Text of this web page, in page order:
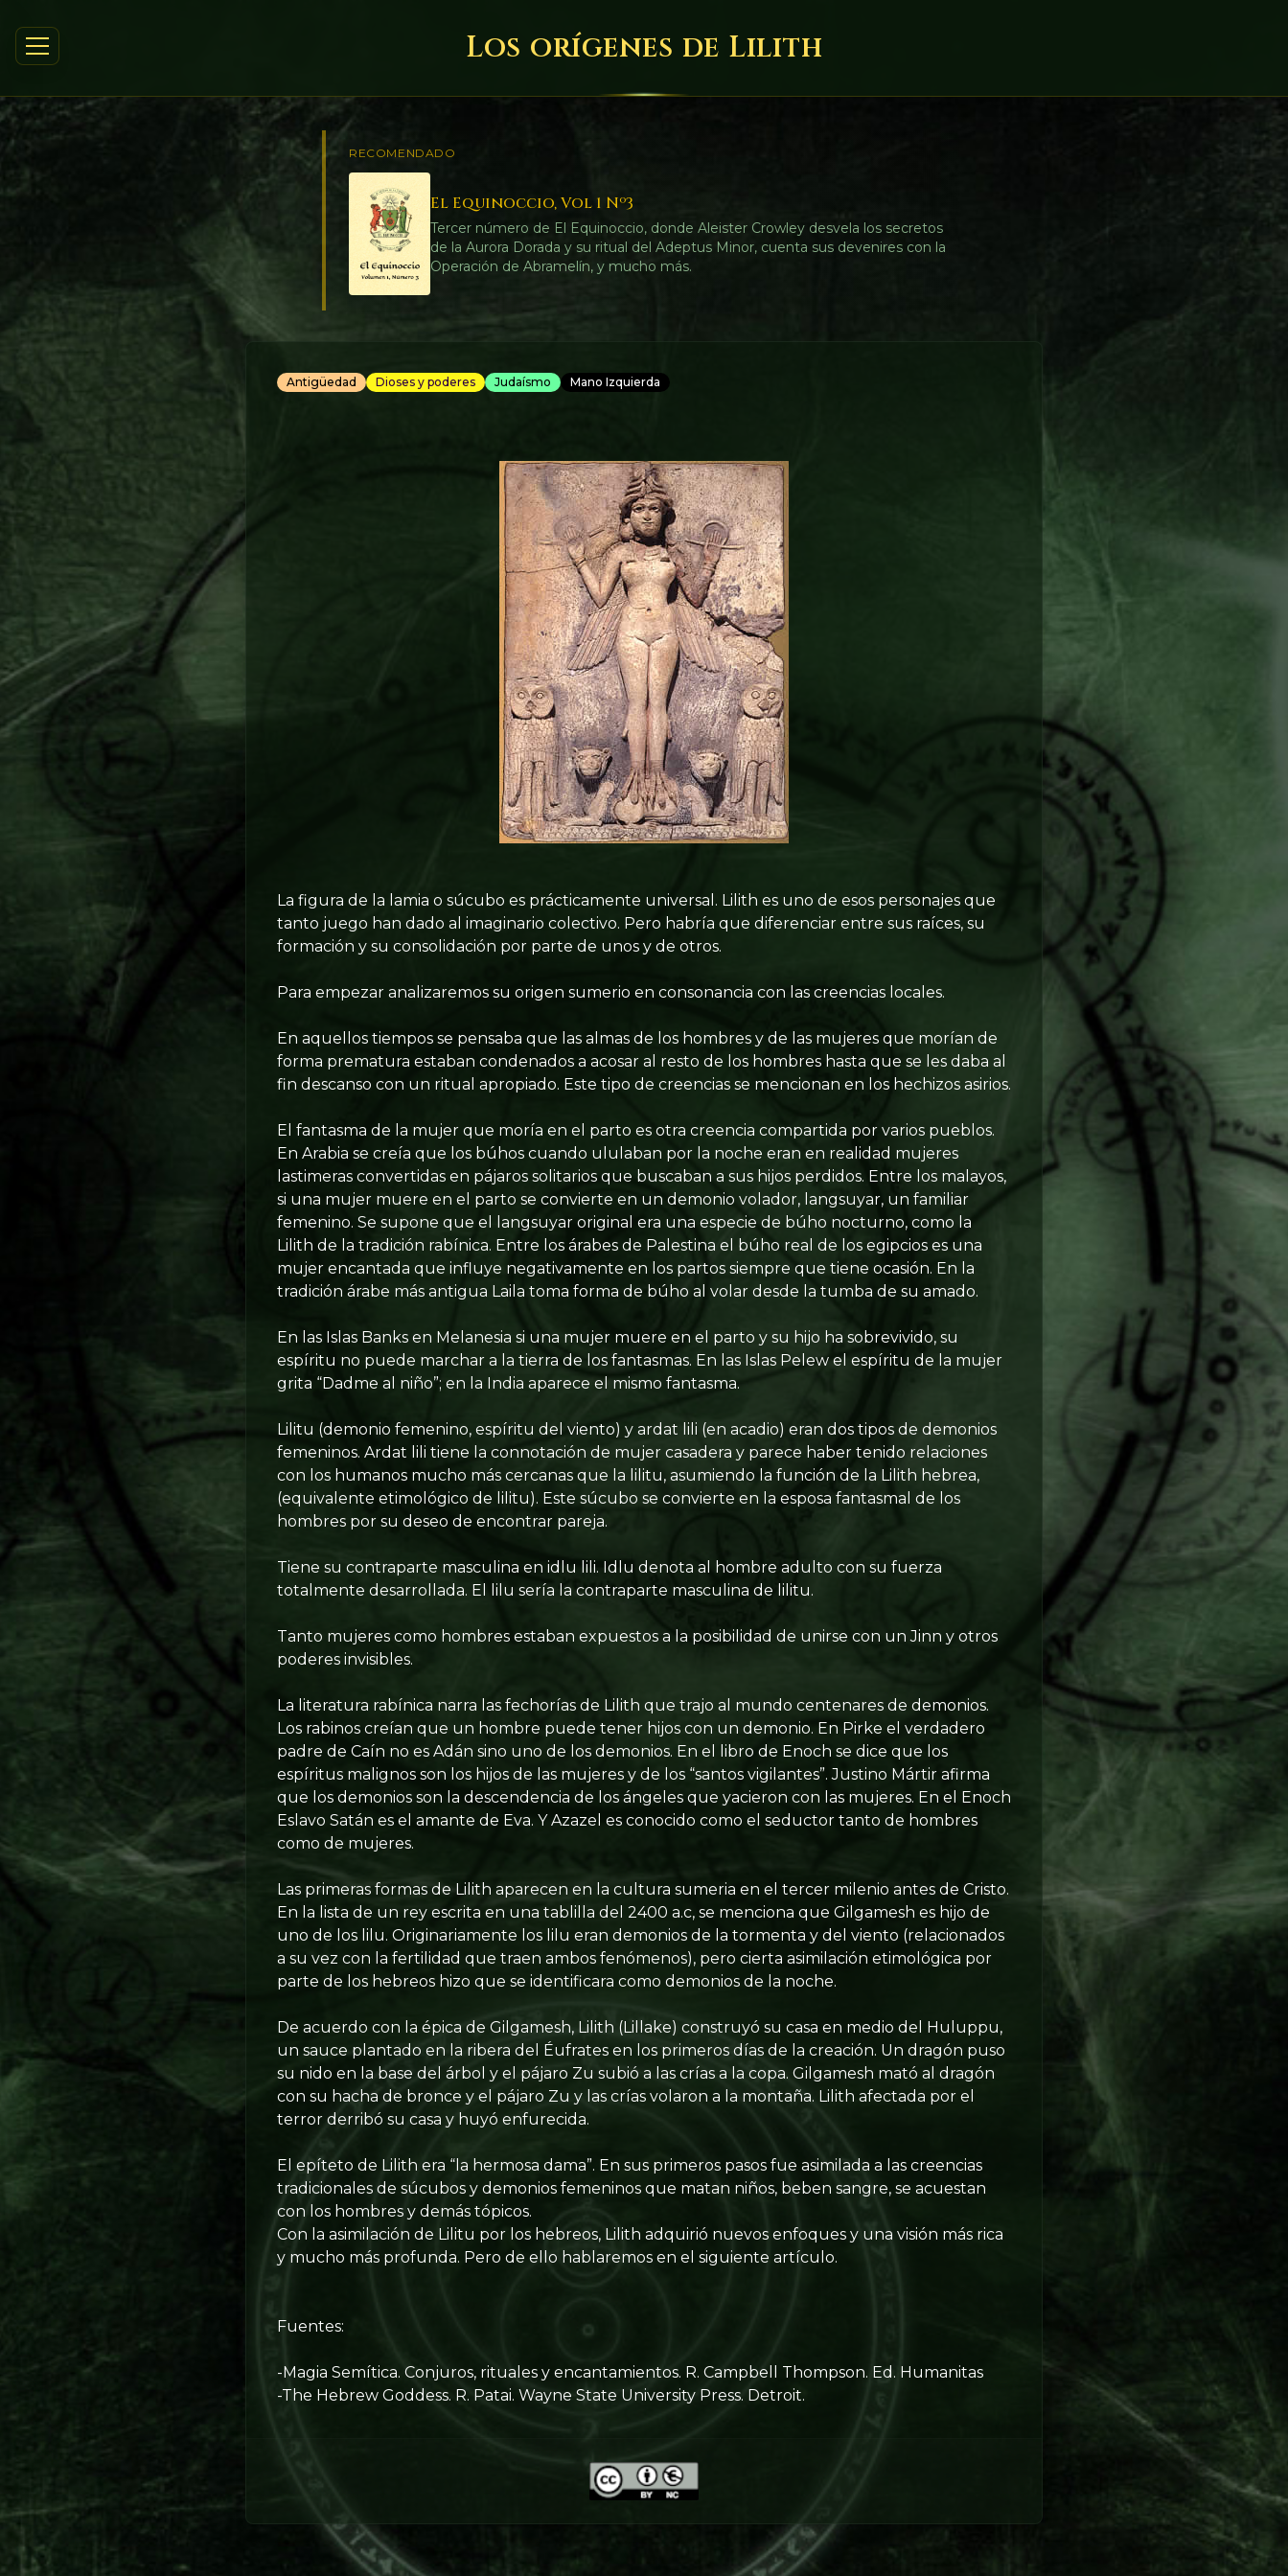
Los orígenes de Lilith
RECOMENDADO
El Equinoccio, Vol 1 Nº3
Tercer número de El Equinoccio, donde Aleister Crowley desvela los secretos
de la Aurora Dorada y su ritual del Adeptus Minor, cuenta sus devenires con la
Operación de Abramelín, y mucho más.
Antigüedad Dioses y poderes Judaísmo Mano Izquierda
La figura de la lamia o súcubo es prácticamente universal. Lilith es uno de esos personajes que
tanto juego han dado al imaginario colectivo. Pero habría que diferenciar entre sus raíces, su
formación y su consolidación por parte de unos y de otros.
Para empezar analizaremos su origen sumerio en consonancia con las creencias locales.
En aquellos tiempos se pensaba que las almas de los hombres y de las mujeres que morían de
forma prematura estaban condenados a acosar al resto de los hombres hasta que se les daba al
fin descanso con un ritual apropiado. Este tipo de creencias se mencionan en los hechizos asirios.
El fantasma de la mujer que moría en el parto es otra creencia compartida por varios pueblos.
En Arabia se creía que los búhos cuando ululaban por la noche eran en realidad mujeres
lastimeras convertidas en pájaros solitarios que buscaban a sus hijos perdidos. Entre los malayos,
si una mujer muere en el parto se convierte en un demonio volador, langsuyar, un familiar
femenino. Se supone que el langsuyar original era una especie de búho nocturno, como la
Lilith de la tradición rabínica. Entre los árabes de Palestina el búho real de los egipcios es una
mujer encantada que influye negativamente en los partos siempre que tiene ocasión. En la
tradición árabe más antigua Laila toma forma de búho al volar desde la tumba de su amado.
En las Islas Banks en Melanesia si una mujer muere en el parto y su hijo ha sobrevivido, su
espíritu no puede marchar a la tierra de los fantasmas. En las Islas Pelew el espíritu de la mujer
grita “Dadme al niño”; en la India aparece el mismo fantasma.
Lilitu (demonio femenino, espíritu del viento) y ardat lili (en acadio) eran dos tipos de demonios
femeninos. Ardat lili tiene la connotación de mujer casadera y parece haber tenido relaciones
con los humanos mucho más cercanas que la lilitu, asumiendo la función de la Lilith hebrea,
(equivalente etimológico de lilitu). Este súcubo se convierte en la esposa fantasmal de los
hombres por su deseo de encontrar pareja.
Tiene su contraparte masculina en idlu lili. Idlu denota al hombre adulto con su fuerza
totalmente desarrollada. El lilu sería la contraparte masculina de lilitu.
Tanto mujeres como hombres estaban expuestos a la posibilidad de unirse con un Jinn y otros
poderes invisibles.
La literatura rabínica narra las fechorías de Lilith que trajo al mundo centenares de demonios.
Los rabinos creían que un hombre puede tener hijos con un demonio. En Pirke el verdadero
padre de Caín no es Adán sino uno de los demonios. En el libro de Enoch se dice que los
espíritus malignos son los hijos de las mujeres y de los “santos vigilantes”. Justino Mártir afirma
que los demonios son la descendencia de los ángeles que yacieron con las mujeres. En el Enoch
Eslavo Satán es el amante de Eva. Y Azazel es conocido como el seductor tanto de hombres
como de mujeres.
Las primeras formas de Lilith aparecen en la cultura sumeria en el tercer milenio antes de Cristo.
En la lista de un rey escrita en una tablilla del 2400 a.c, se menciona que Gilgamesh es hijo de
uno de los lilu. Originariamente los lilu eran demonios de la tormenta y del viento (relacionados
a su vez con la fertilidad que traen ambos fenómenos), pero cierta asimilación etimológica por
parte de los hebreos hizo que se identificara como demonios de la noche.
De acuerdo con la épica de Gilgamesh, Lilith (Lillake) construyó su casa en medio del Huluppu,
un sauce plantado en la ribera del Éufrates en los primeros días de la creación. Un dragón puso
su nido en la base del árbol y el pájaro Zu subió a las crías a la copa. Gilgamesh mató al dragón
con su hacha de bronce y el pájaro Zu y las crías volaron a la montaña. Lilith afectada por el
terror derribó su casa y huyó enfurecida.
El epíteto de Lilith era “la hermosa dama”. En sus primeros pasos fue asimilada a las creencias
tradicionales de súcubos y demonios femeninos que matan niños, beben sangre, se acuestan
con los hombres y demás tópicos.
Con la asimilación de Lilitu por los hebreos, Lilith adquirió nuevos enfoques y una visión más rica
y mucho más profunda. Pero de ello hablaremos en el siguiente artículo.
Fuentes:
-Magia Semítica. Conjuros, rituales y encantamientos. R. Campbell Thompson. Ed. Humanitas
-The Hebrew Goddess. R. Patai. Wayne State University Press. Detroit.